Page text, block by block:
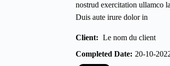
nostrud exercitation ullamco
Duis aute irure dolor in
Client: Le nom du client
Completed Date: 20-10-